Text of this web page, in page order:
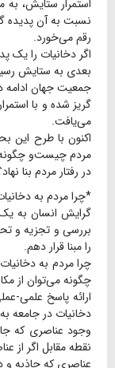
استمرار ستایش، به
نسبت به آن پدیده
رقم می‌خورد.
اگر دخانیات را یک
بعدی به ستایش
جمعیت جهان ادامه
گریز شده و با
می‌یافت.
اکنون با طرح این
مردم چیست‌و چگونه
در رفتار مردم بنا
*چرا مردم به
گرایش انسان به یک
بررسی و تجزیه و
را مبنا قرار دهم.
چرا مردم به
چگونه می‌توان از
ارائه پاسخ علمی-
دخانیات در جامعه
وجود عناصری که
نقطه مقابل اگر از
عناصری که جاذبه